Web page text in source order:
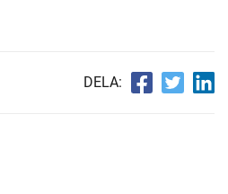
DELA: